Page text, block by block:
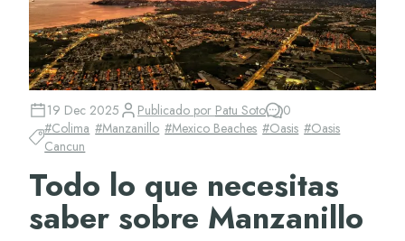
19 Dec 2025 Publicado por Patu Soto
0
#Colima #Manzanillo #Mexico Beaches #Oasis #Oasis
Cancun
Todo lo que necesitas
saber sobre Manzanillo